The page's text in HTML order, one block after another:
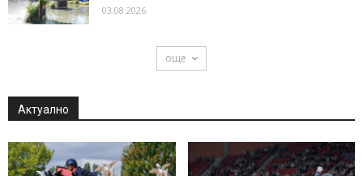
03.08.2026
още
Актуално